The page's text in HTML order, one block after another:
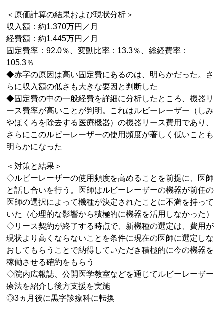
＜原価計算の結果および現状分析＞
収入額：約1,370万円／月
経費額：約1,445万円／月
固定費率：92.0％、変動比率：13.3％、総経費率：
105.3％
◆赤字の原因は高い固定費にあるのは、明らかだった。さ
らに収入額の低さも大きな要因と判断した
◆固定費の中の一般経費を詳細に分析したところ、機器リ
ース費率が高いことが判明。これはルビーレーザー（しみ
やほくろを除去する医療機器）の機器リース費用であり、
さらにこのルビーレーザーの使用頻度が著しく低いことも
明らかになった
＜対策と結果＞
◇ルビーレーザーの使用頻度を高めることを前提に、医師
と話し合いを行う。医師はルビーレーザーの機器が前任の
医師の選択によって機種が決定されたことに不満を持って
いた（心理的な影響から積極的に機器を活用しなかった）
◇リース契約が終了する時点で、新機種の選定は、費用が
現状より高くならないことを条件に現在の医師に選定しな
おしてもらうことで納得していただき積極的に今の機器を
稼働させる確約をもらう
◇院内広報誌、公開医学教室などを通じてルビーレーザー
療法を紹介し後方支援を実施
◎3ヵ月後に黒字診療科に転換